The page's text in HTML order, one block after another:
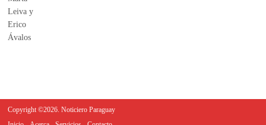
Copyright ©2026. Noticiero Paraguay